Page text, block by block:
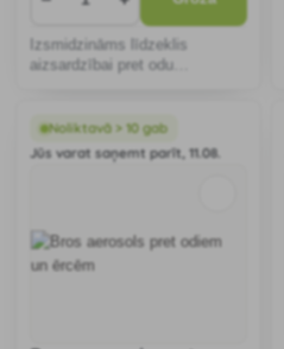
Izsmidzināms līdzeklis
aizsardzībai pret odu
Noliktavā > 10 gab
Jūs varat saņemt parīt, 11.08.